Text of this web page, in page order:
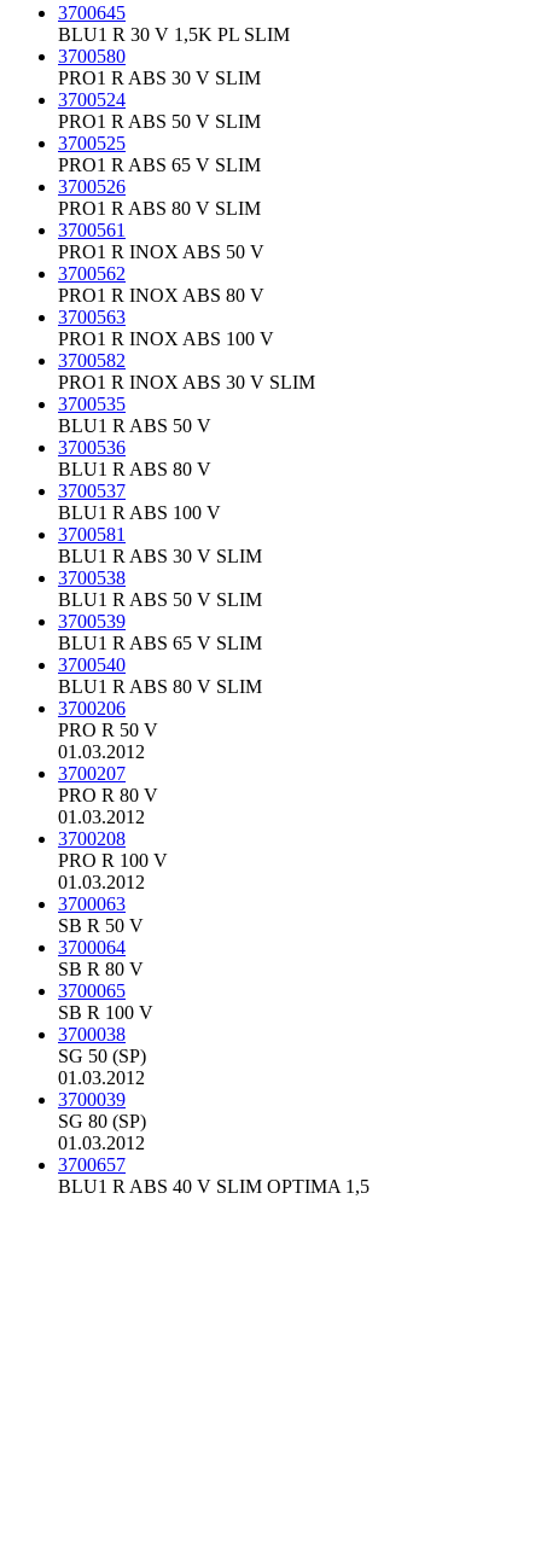
3700645
BLU1 R 30 V 1,5K PL SLIM
3700580
PRO1 R ABS 30 V SLIM
3700524
PRO1 R ABS 50 V SLIM
3700525
PRO1 R ABS 65 V SLIM
3700526
PRO1 R ABS 80 V SLIM
3700561
PRO1 R INOX ABS 50 V
3700562
PRO1 R INOX ABS 80 V
3700563
PRO1 R INOX ABS 100 V
3700582
PRO1 R INOX ABS 30 V SLIM
3700535
BLU1 R ABS 50 V
3700536
BLU1 R ABS 80 V
3700537
BLU1 R ABS 100 V
3700581
BLU1 R ABS 30 V SLIM
3700538
BLU1 R ABS 50 V SLIM
3700539
BLU1 R ABS 65 V SLIM
3700540
BLU1 R ABS 80 V SLIM
3700206
PRO R 50 V
01.03.2012
3700207
PRO R 80 V
01.03.2012
3700208
PRO R 100 V
01.03.2012
3700063
SB R 50 V
3700064
SB R 80 V
3700065
SB R 100 V
3700038
SG 50 (SP)
01.03.2012
3700039
SG 80 (SP)
01.03.2012
3700657
BLU1 R ABS 40 V SLIM OPTIMA 1,5